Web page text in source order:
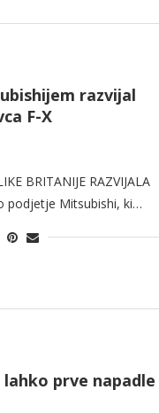
razvijal
F-X
BRITANIJE RAZVIJALA
podjetje Mitsubishi, ki…
prve napadle